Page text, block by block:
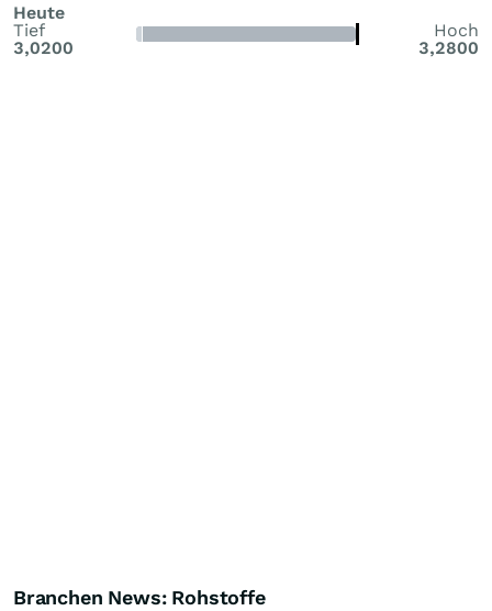
Heute
Tief
3,0200
Hoch
3,2800
Branchen News: Rohstoffe